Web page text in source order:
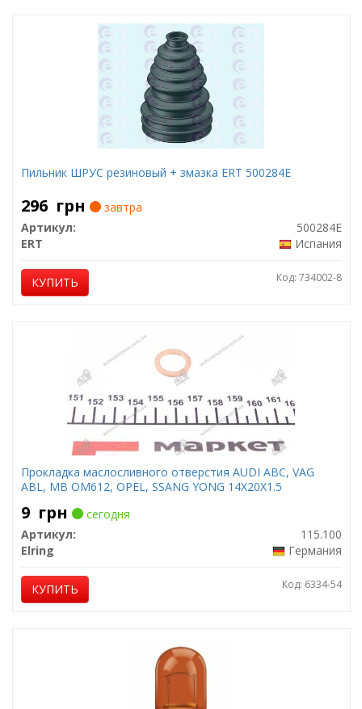
Пильник ШРУС резиновый + змазка ERT 500284E
296 грн
завтра
Артикул:
500284E
ERT
Испания
КУПИТЬ Код: 734002-8
Прокладка маслосливного отверстия AUDI ABC, VAG
ABL, MB OM612, OPEL, SSANG YONG 14X20X1.5
9 грн
сегодня
Артикул:
115.100
Elring
Германия
КУПИТЬ Код: 6334-54